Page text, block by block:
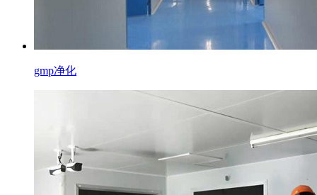
gmp净化